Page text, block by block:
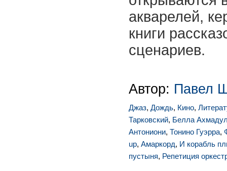
акварелей,
книги
сценариев.
Автор: Павел
Джаз, Дождь, Кино,
Тарковский, Белла
Антониони, Тонино Гуэрра,
up, Амаркорд, И корабль
пустыня, Репетиция